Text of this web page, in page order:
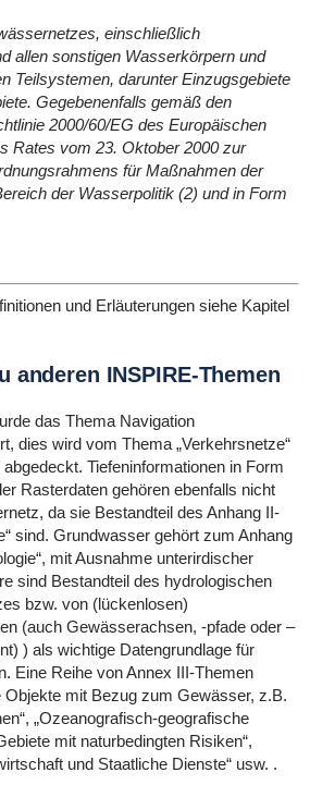
einschließlich
allen sonstigen Wasserkörpern und
Teilsystemen, darunter Einzugsgebiete
Gegebenenfalls gemäß den
2000/60/EG des Europäischen
Rates vom 23. Oktober 2000 zur
für Maßnahmen der
der Wasserpolitik (2) und in Form
und Erläuterungen siehe Kapitel
anderen INSPIRE-Themen
das Thema Navigation
dies wird vom Thema „Verkehrsnetze“
Tiefeninformationen in Form
Rasterdaten gehören ebenfalls nicht
da sie Bestandteil des Anhang II-
sind. Grundwasser gehört zum Anhang
mit Ausnahme unterirdischer
sind Bestandteil des hydrologischen
bzw. von (lückenlosen)
(auch Gewässerachsen, -pfade oder –
) als wichtige Datengrundlage für
Eine Reihe von Annex III-Themen
Objekte mit Bezug zum Gewässer, z.B.
„Ozeanografisch-geografische
mit naturbedingten Risiken“,
und Staatliche Dienste“ usw. .